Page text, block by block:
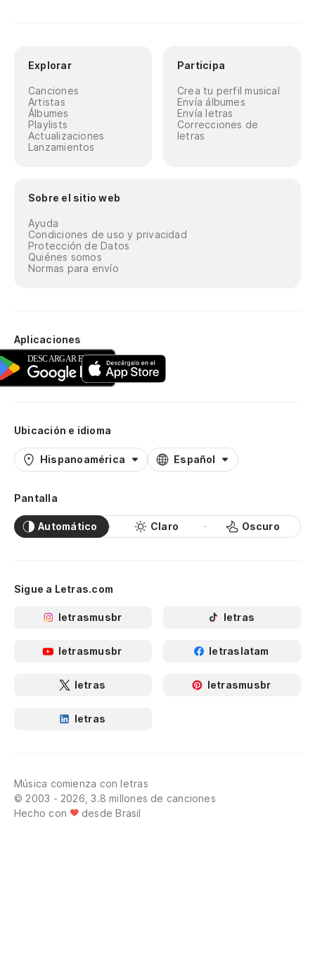
Explorar
Canciones
Artistas
Álbumes
Playlists
Actualizaciones
Lanzamientos
Participa
Crea tu perfil musical
Envía álbumes
Envía letras
Correcciones de
letras
Sobre el sitio web
Ayuda
Condiciones de uso y privacidad
Protección de Datos
Quiénes somos
Normas para envío
Aplicaciones
Ubicación e idioma
Hispanoamérica Español
Pantalla
Automático Claro Oscuro
Sigue a Letras.com
letrasmusbr letras
letrasmusbr letraslatam
letras letrasmusbr
letras
Música comienza con letras
© 2003 - 2026, 3.8 millones de canciones
Hecho con
desde Brasil